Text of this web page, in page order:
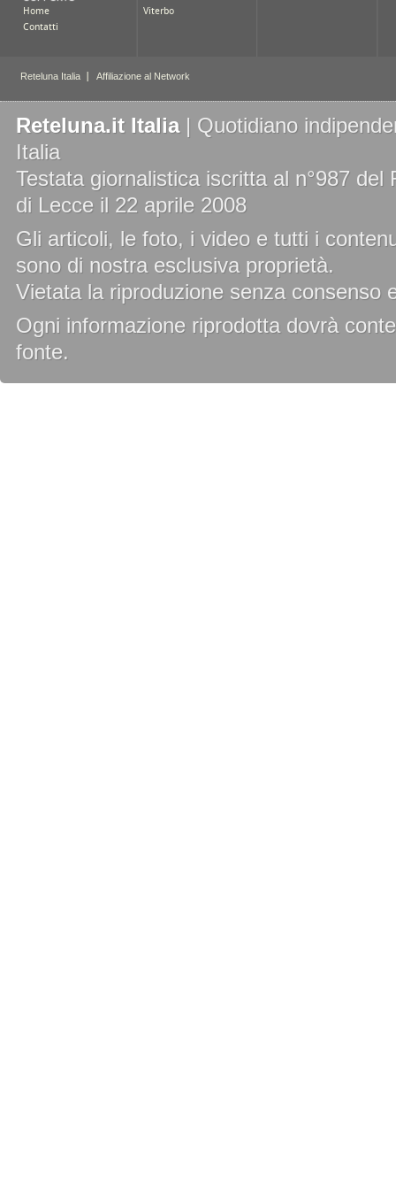
Reteluna.it Italia| Quotidiano
Italia
Testata giornalistica iscritta al n°987
di Lecce il 22 aprile 2008
Gli articoli, le foto, i video e tutti i
sono di nostra esclusiva proprietà.
Vietata la riproduzione senza consenso
Ogni informazione riprodotta dovrà
fonte.